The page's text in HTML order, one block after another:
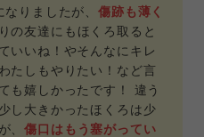
なりましたが、傷跡も薄く
りの友達にもほくろ取ると
いいね！やそんなにキレ
たしもやりたい！など言
も嬉しかったです！ 違う
し大きかったほくろは少
、傷口はもう塞がってい